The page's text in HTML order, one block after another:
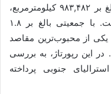
قاره قرار دارد. این ایالت با وسعتی بالغ بر ۹۸۳,۴۸۲ کیلومترمربع،
یکی از بزرگترین ایالت‌های استرالیاست. با جمعیتی بالغ بر ۱.۸
یکی از محبوب‌ترین مقاصد
این رپورتاژ، به بررسی
جنوبی پرداخته